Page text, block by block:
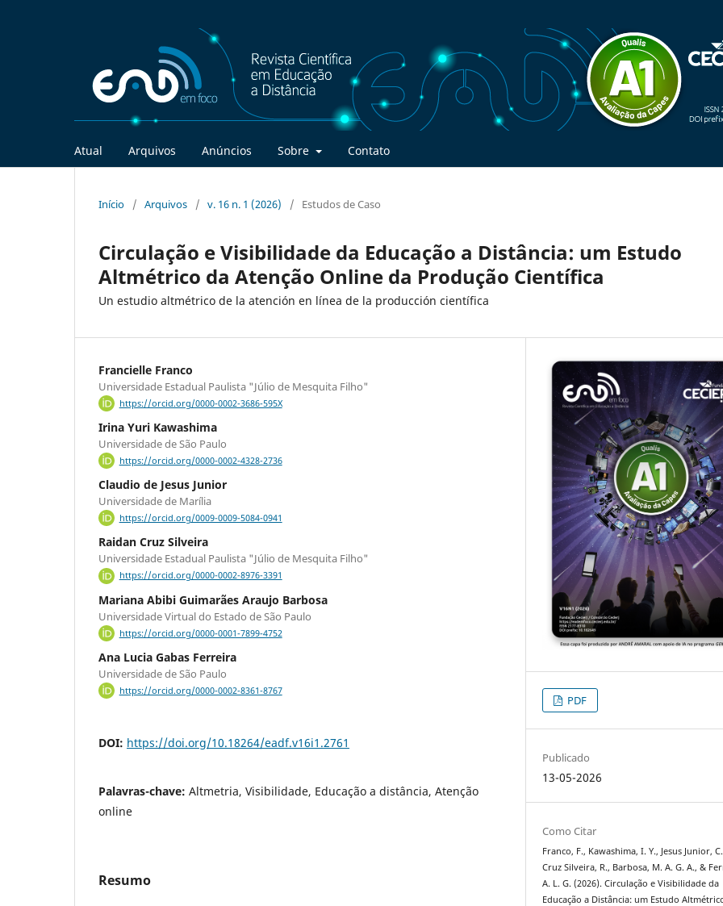
Atual Arquivos Anúncios Sobre Contato
Início / Arquivos / v. 16 n. 1 (2026) / Estudos de Caso
Circulação e Visibilidade da Educação a Distância: um Estudo
Altmétrico da Atenção Online da Produção Científica
Un estudio altmétrico de la atención en línea de la producción científica
Francielle Franco
Universidade Estadual Paulista "Júlio de Mesquita Filho"
https://orcid.org/0000-0002-3686-595X
Irina Yuri Kawashima
Universidade de São Paulo
https://orcid.org/0000-0002-4328-2736
Claudio de Jesus Junior
Universidade de Marília
https://orcid.org/0009-0009-5084-0941
Raidan Cruz Silveira
Universidade Estadual Paulista "Júlio de Mesquita Filho"
https://orcid.org/0000-0002-8976-3391
Mariana Abibi Guimarães Araujo Barbosa
Universidade Virtual do Estado de São Paulo
https://orcid.org/0000-0001-7899-4752
Ana Lucia Gabas Ferreira
Universidade de São Paulo
https://orcid.org/0000-0002-8361-8767
DOI: https://doi.org/10.18264/eadf.v16i1.2761
Palavras-chave: Altmetria, Visibilidade, Educação a distância, Atenção
online
Resumo
PDF
Publicado
13-05-2026
Como Citar
Franco, F., Kawashima, I. Y., Jesus Junior,
Cruz Silveira, R., Barbosa, M. A. G. A., &
A. L. G. (2026). Circulação e Visibilidade da
Educação a Distância: um Estudo